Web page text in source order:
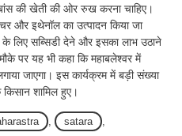
की खेती की ओर रुख करना चाहिए।
और इथेनॉल का उत्पादन किया जा
लिए सब्सिडी देने और इसका लाभ उठाने
पर यह भी कहा कि महाबलेश्वर में
जाएगा। इस कार्यक्रम में बड़ी संख्या
शामिल हुए।
, satara ,